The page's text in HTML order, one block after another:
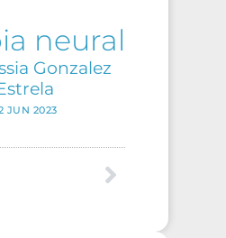
neural
Gonzalez
JUN 2023